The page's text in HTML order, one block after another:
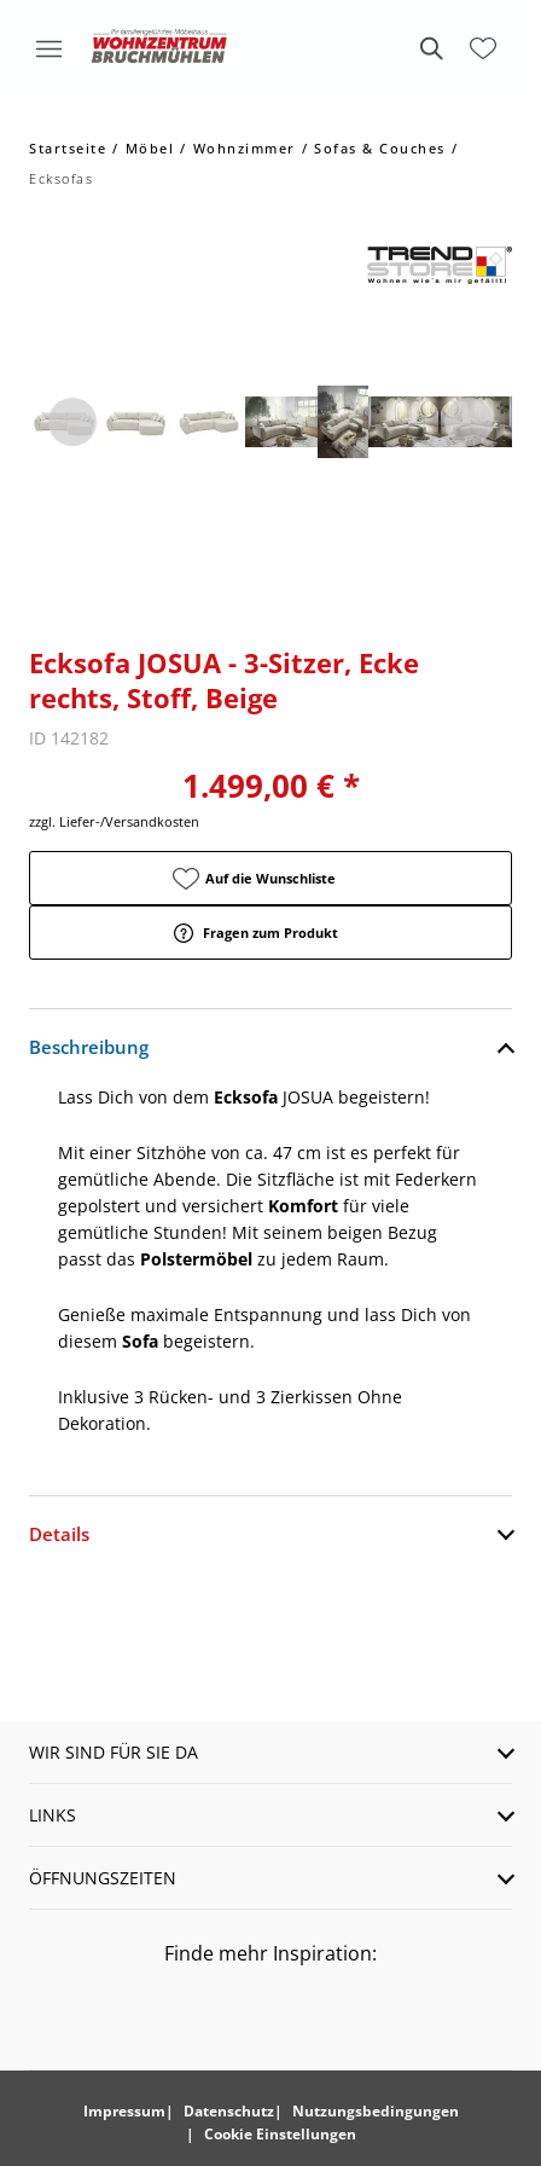
Startseite Möbel Wohnzimmer
Sofas & Couches
Ecksofas
Ecksofa JOSUA - 3-Sitzer, Ecke
rechts, Stoff, Beige
ID 142182
1.499,00 € *
zzgl. Liefer-/Versandkosten
Auf die Wunschliste
Fragen zum Produkt
Beschreibung
Lass Dich von dem Ecksofa JOSUA begeistern!
Mit einer Sitzhöhe von ca. 47 cm ist es perfekt für
gemütliche Abende. Die Sitzfläche ist mit Federkern
gepolstert und versichert Komfort für viele
gemütliche Stunden! Mit seinem beigen Bezug
passt das Polstermöbel zu jedem Raum.
Genieße maximale Entspannung und lass Dich von
diesem Sofa begeistern.
Inklusive 3 Rücken- und 3 Zierkissen Ohne
Dekoration.
Details
WIR SIND FÜR SIE DA
LINKS
ÖFFNUNGSZEITEN
Finde mehr Inspiration:
Impressum Datenschutz
Nutzungsbedingungen
Cookie Einstellungen